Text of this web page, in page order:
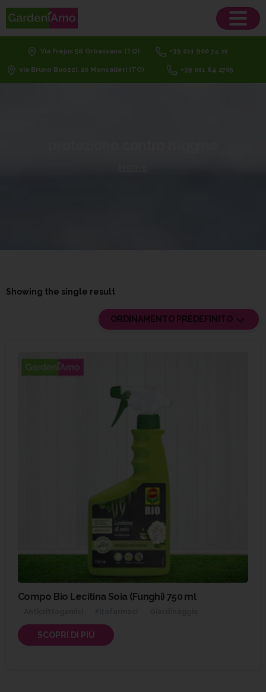
Via Frejus 56 Orbassano (TO) +39 011 900 74 21
via Bruno Buozzi, 20 Moncalieri (TO) +39 011 64 2705
Showing the single result
ORDINAMENTO PREDEFINITO
Compo Bio Lecitina Soia (Funghi) 750 ml
SCOPRI DI PIÙ